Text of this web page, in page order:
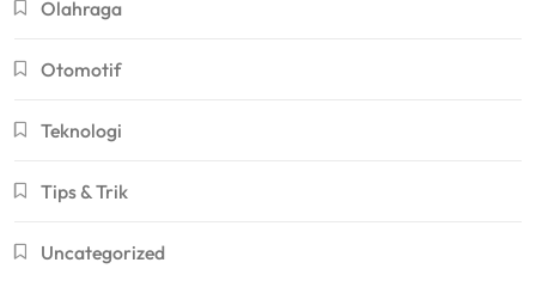
Olahraga
Otomotif
Teknologi
Tips & Trik
Uncategorized